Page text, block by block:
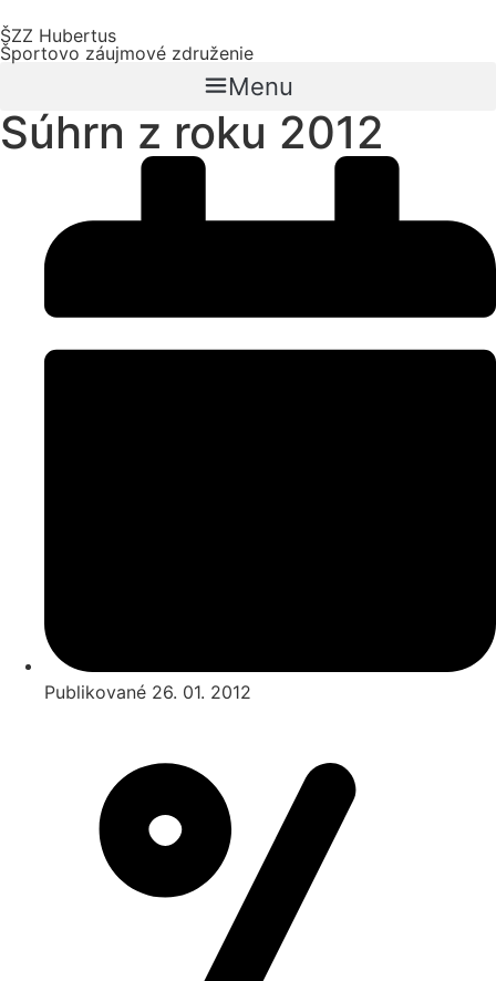
na
obsah
ŠZZ Hubertus
Športovo záujmové združenie
Menu
Súhrn z roku 2012
Publikované 26. 01. 2012